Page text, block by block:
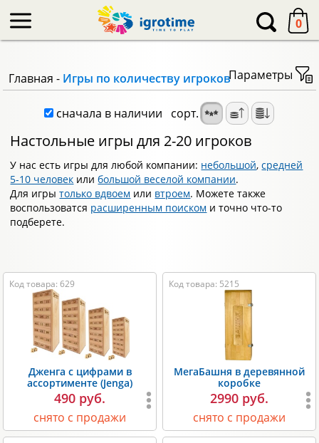
0
Главная - Игры по количеству игроковПараметры
сначала в наличии сорт.
Настольные игры для 2-20 игроков
У нас есть игры для любой компании: небольшой,средней
5-10 человек илибольшой веселой компании.
Для игрытолько вдвоем или втроем. Можете также
воспользоватся расширенным поиском и точно что-то
подберете.
Код товара: 629
Дженга с цифрами в
ассортименте (Jenga)
490 руб.
снято с продажи
Код товара: 5215
МегаБашня в деревянной
коробке
2990 руб.
снято с продажи